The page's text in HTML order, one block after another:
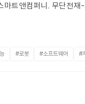
마트앤컴퍼니. 무단전재
#로봇 #소프트웨어 #